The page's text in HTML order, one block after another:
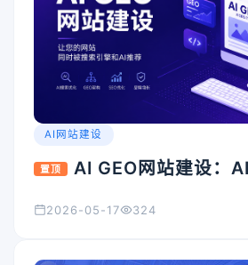
AI网站建设
置顶
AI GEO网站建设：
2026-05-17 324